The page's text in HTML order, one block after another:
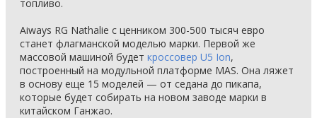
топливо.
Aiways RG Nathalie с ценником 300-500 тысяч евро
станет флагманской моделью марки. Первой же
массовой машиной будет кроссовер U5 Ion,
построенный на модульной платформе MAS. Она ляжет
в основу еще 15 моделей — от седана до пикапа,
которые будет собирать на новом заводе марки в
китайском Ганжао.